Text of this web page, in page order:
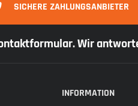
SICHERE ZAHLUNGSANBIETER
Wir
INFORMATION